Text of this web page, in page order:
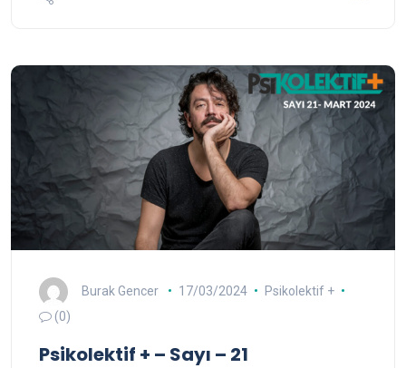
Burak Gencer 17/03/2024
Psikolektif +
(0)
Psikolektif + – Sayı – 21